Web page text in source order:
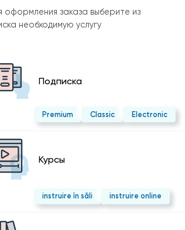
оформления заказа выберите из
необходимую услугу
Подписка
Premium Classic Electronic
Курсы
instruire în săli instruire online